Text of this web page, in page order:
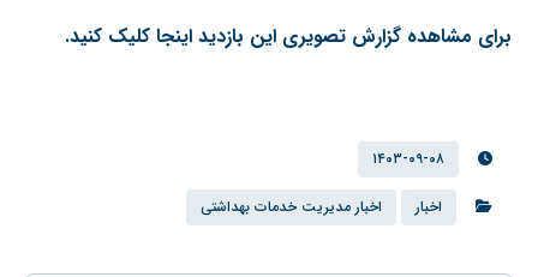
برای مشاهده گزارش تصویری این بازدید اینجا کلیک کنید.
۱۴۰۳-۰۹-۰۸
اخبار اخبار مدیریت خدمات بهداشتی